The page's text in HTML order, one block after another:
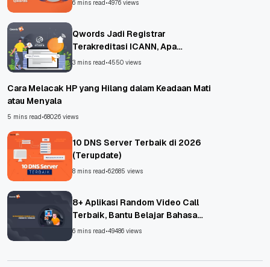
6 mins read•4976 views
Qwords Jadi Registrar
Terakreditasi ICANN, Apa
Untungnya?
3 mins read•4550 views
Cara Melacak HP yang Hilang dalam Keadaan Mati
atau Menyala
5 mins read•68026 views
10 DNS Server Terbaik di 2026
(Terupdate)
8 mins read•62685 views
8+ Aplikasi Random Video Call
Terbaik, Bantu Belajar Bahasa
Asing!
6 mins read•49486 views